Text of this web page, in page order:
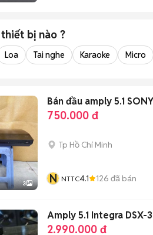
thiết bị nào ?
Loa Tai nghe Karaoke Micro
3
Bán đầu amply 5.1
750.000 đ
Tp Hồ Chí Minh
N NTTC4.1 126 đã bán
Amply 5.1 Integra DSX-
2.990.000 đ